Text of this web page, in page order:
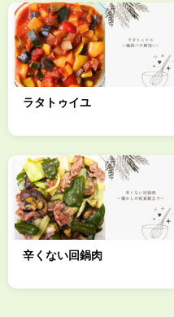
ラタトゥイユ
辛くない回鍋肉